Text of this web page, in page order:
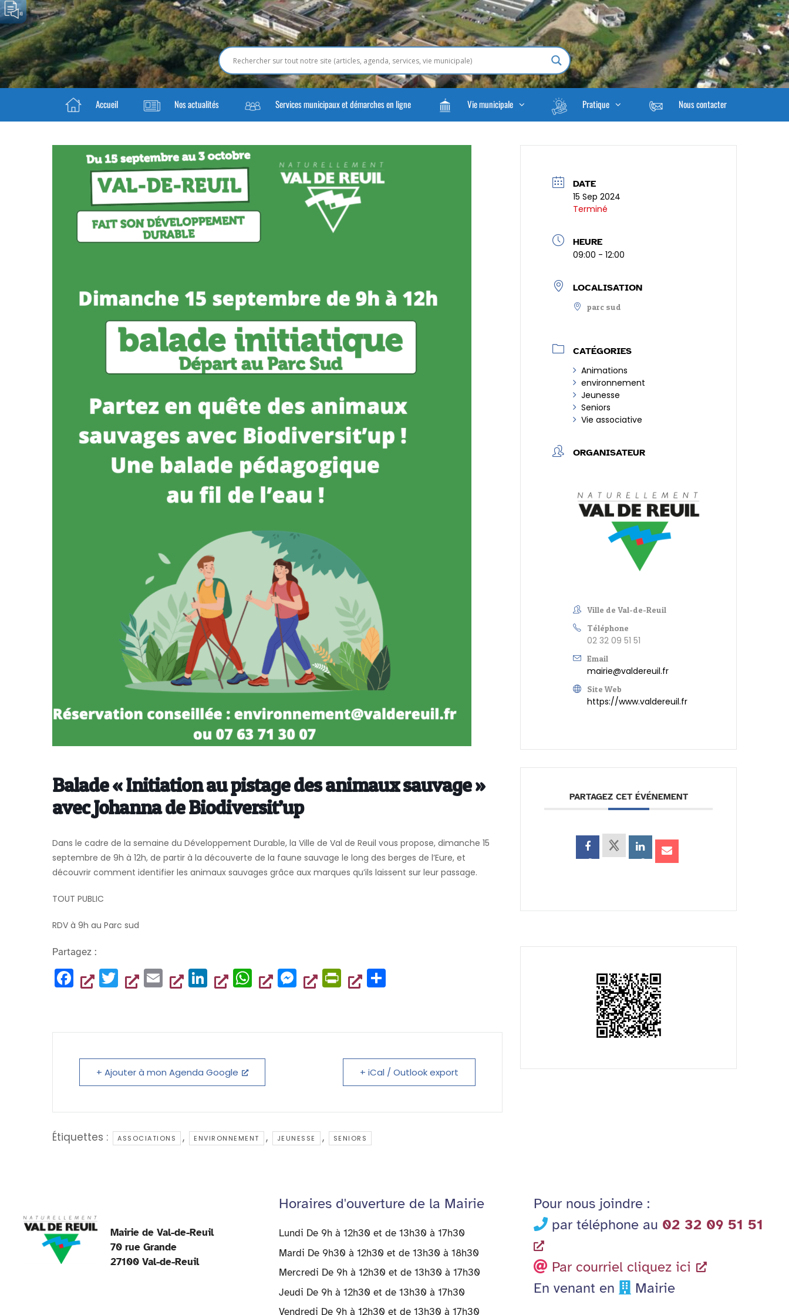
Accueil Nos actualités Services municipaux et démarches en ligne Vie municipale Pratique Nous contacter
Balade « Initiation au pistage des animaux sauvage »
avec Johanna de Biodiversit’up
Dans le cadre de la semaine du Développement Durable, la Ville de Val de Reuil vous propose, dimanche 15
septembre de 9h à 12h, de partir à la découverte de la faune sauvage le long des berges de l’Eure, et
découvrir comment identifier les animaux sauvages grâce aux marques qu’ils laissent sur leur passage.
TOUT PUBLIC
RDV à 9h au Parc sud
Partagez :
F
a
e
b
o
k
T
wi
er
E
m
l
Li
n
e
dI
n
W
h
s
A
p
M
es
n
Pr
in
ri
e
dl
y
g
er
+ Ajouter à mon Agenda Google + iCal / Outlook export
Étiquettes : ASSOCIATIONS , ENVIRONNEMENT , JEUNESSE , SENIORS
DATE
15 Sep 2024
Terminé
HEURE
09:00 - 12:00
LOCALISATION
parc sud
CATÉGORIES
Animations
environnement
Jeunesse
Seniors
Vie associative
ORGANISATEUR
Ville de Val-de-Reuil
Téléphone
02 32 09 51 51
Email
mairie@valdereuil.fr
Site Web
https://www.valdereuil.fr
PARTAGEZ CET ÉVÉNEMENT
Mairie de Val-de-Reuil
70 rue Grande
27100 Val-de-Reuil
Horaires d'ouverture de la Mairie
Lundi De 9h à 12h30 et de 13h30 à 17h30
Mardi De 9h30 à 12h30 et de 13h30 à 18h30
Mercredi De 9h à 12h30 et de 13h30 à 17h30
Jeudi De 9h à 12h30 et de 13h30 à 17h30
Vendredi De 9h à 12h30 et de 13h30 à 17h30
Pour nous joindre :
par téléphone au 02 32 09 51 51
Par courriel cliquez ici
En venant en
Mairie